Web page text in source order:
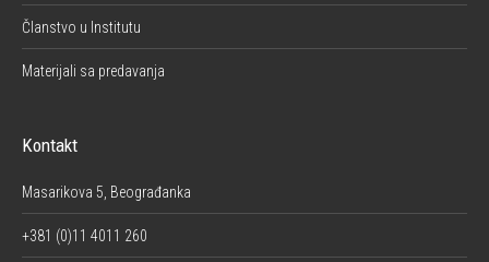
Članstvo u Institutu
Materijali sa predavanja
Kontakt
Masarikova 5, Beograđanka
+381 (0)11 4011 260